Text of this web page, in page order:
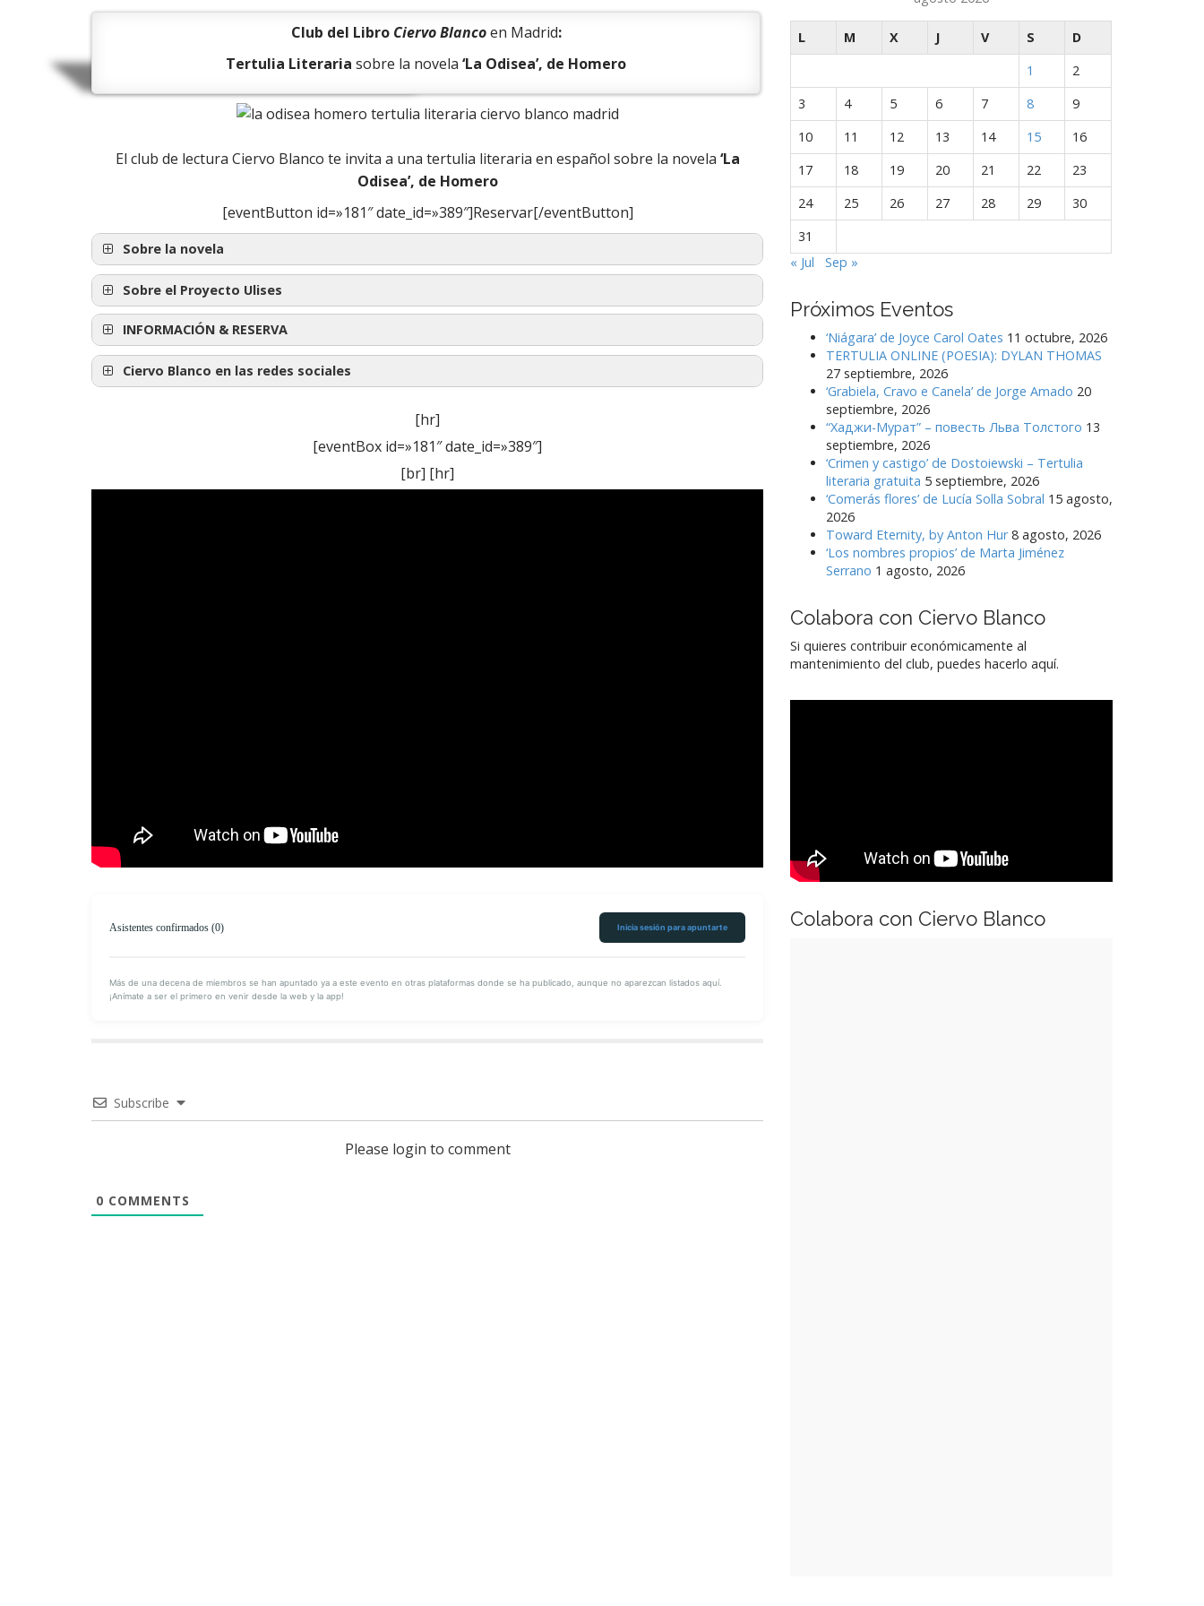
Club del Libro Ciervo Blanco en Madrid:
Tertulia Literaria sobre la novela ‘La Odisea’, de Homero
El club de lectura Ciervo Blanco te invita a una tertulia literaria en español sobre la novela ‘La
Odisea’, de Homero
[eventButton id=»181″ date_id=»389″]Reservar[/eventButton]
Sobre la novela
Sobre el Proyecto Ulises
INFORMACIÓN & RESERVA
Al volver la esquina
Ciervo Blanco en las redes sociales
[hr]
[eventBox id=»181″ date_id=»389″]
[br] [hr]
Asistentes confirmados (0) Inicia sesión para apuntarte
Más de una decena de miembros se han apuntado ya a este evento en otras plataformas donde se ha publicado, aunque no aparezcan listados aquí.
¡Anímate a ser el primero en venir desde la web y la app!
Subscribe
Please login to comment
0 COMMENTS
L M X J V S
D
1
2
3
4 5 6 7 8
9
10
11 12 13 14 15
16
17
18 19 20 21 22
23
24
25 26 27 28 29
30
31
« Jul
Sep »
Próximos Eventos
‘Niágara’ de Joyce Carol Oates 11 octubre, 2026
TERTULIA ONLINE (POESIA): DYLAN THOMAS
27 septiembre, 2026
‘Grabiela, Cravo e Canela’ de Jorge Amado 20
septiembre, 2026
“Хаджи-Мурат” – повесть Льва Толстого 13
septiembre, 2026
‘Crimen y castigo’ de Dostoiewski – Tertulia
literaria gratuita 5 septiembre, 2026
‘Comerás flores’ de Lucía Solla Sobral 15 agosto,
2026
Toward Eternity, by Anton Hur 8 agosto, 2026
‘Los nombres propios’ de Marta Jiménez
Serrano 1 agosto, 2026
Colabora con Ciervo Blanco
Si quieres contribuir económicamente al
mantenimiento del club, puedes hacerlo aquí.
Colabora con Ciervo Blanco